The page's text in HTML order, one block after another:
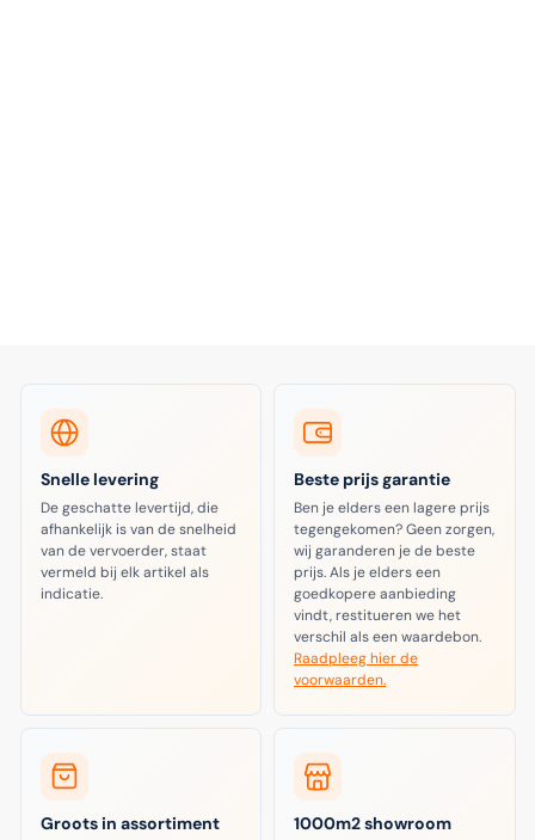
Snelle levering
De geschatte levertijd, die
afhankelijk is van de snelheid
van de vervoerder, staat
vermeld bij elk artikel als
indicatie.
Beste prijs garantie
Ben je elders een lagere prijs
tegengekomen? Geen zorgen,
wij garanderen je de beste
prijs. Als je elders een
goedkopere aanbieding
vindt, restitueren we het
verschil als een waardebon.
Raadpleeg hier de
voorwaarden.
Groots in assortiment 1000m2 showroom